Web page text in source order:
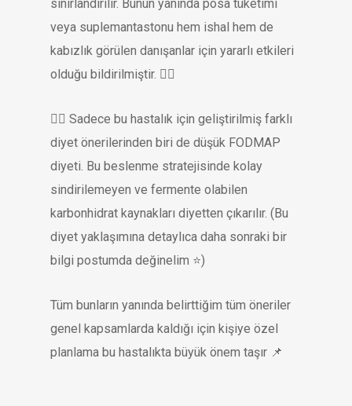
sınırlandırılır. Bunun yanında posa tüketimi
veya suplemantastonu hem ishal hem de
kabızlık görülen danışanlar için yararlı etkileri
olduğu bildirilmiştir. 👍🏻
👉🏻 Sadece bu hastalık için geliştirilmiş farklı
diyet önerilerinden biri de düşük FODMAP
diyeti. Bu beslenme stratejisinde kolay
sindirilemeyen ve fermente olabilen
karbonhidrat kaynakları diyetten çıkarılır. (Bu
diyet yaklaşımına detaylıca daha sonraki bir
bilgi postumda değinelim ⭐️)
Tüm bunların yanında belirttiğim tüm öneriler
genel kapsamlarda kaldığı için kişiye özel
planlama bu hastalıkta büyük önem taşır 📌